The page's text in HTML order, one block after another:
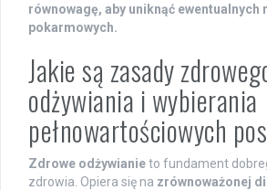
równowagę, aby uniknąć ewentualnych
pokarmowych.
Jakie są zasady
odżywiania i wybierania
pełnowartościowych
Zdrowe odżywianieto fundament
zdrowia. Opiera się na zrównoważonej